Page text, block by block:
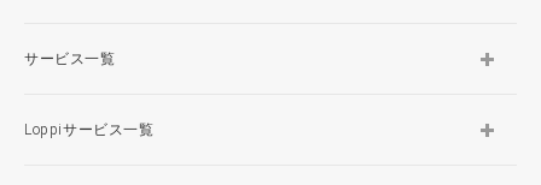
サービス一覧
Loppiサービス一覧